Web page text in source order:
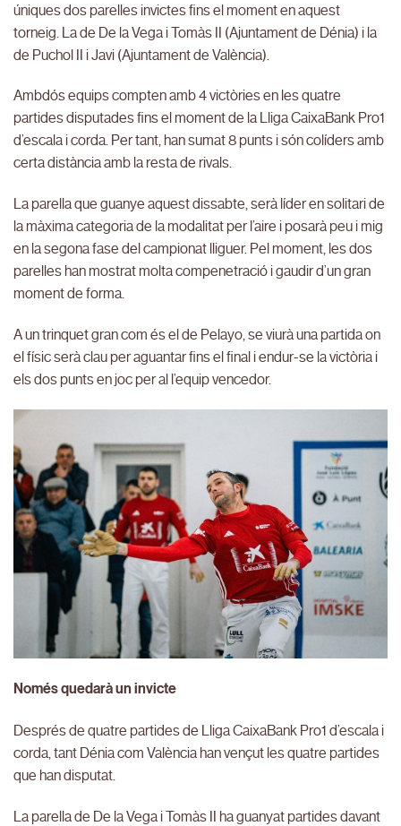
úniques dos parelles invictes fins el moment en aquest
torneig. La de De la Vega i Tomàs II (Ajuntament de Dénia) i la
de Puchol II i Javi (Ajuntament de València).
Ambdós equips compten amb 4 victòries en les quatre
partides disputades fins el moment de la Lliga CaixaBank Pro1
d’escala i corda. Per tant, han sumat 8 punts i són colíders amb
certa distància amb la resta de rivals.
La parella que guanye aquest dissabte, serà líder en solitari de
la màxima categoria de la modalitat per l’aire i posarà peu i mig
en la segona fase del campionat lliguer. Pel moment, les dos
parelles han mostrat molta compenetració i gaudir d’un gran
moment de forma.
A un trinquet gran com és el de Pelayo, se viurà una partida on
el físic serà clau per aguantar fins el final i endur-se la victòria i
els dos punts en joc per al l’equip vencedor.
Només quedarà un invicte
Després de quatre partides de Lliga CaixaBank Pro1 d’escala i
corda, tant Dénia com València han vençut les quatre partides
que han disputat.
La parella de De la Vega i Tomàs II ha guanyat partides davant